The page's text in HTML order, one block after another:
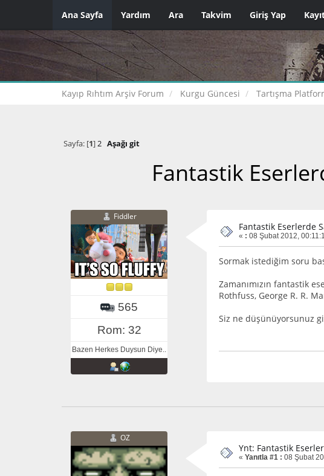
Ana Sayfa Yardım Ara Takvim Giriş Yap
Kayıp Rıhtım Arşiv Forum Kurgu Güncesi Tartışma
Sayfa: [1]2 Aşağı git
Fantastik
Fiddler
565
Rom: 32
Bazen Herkes Duysun Diye..
Fantastik Eserlerde
« : 08 Şubat 2012,
Sormak istediğim soru
Zamanımızın fantastik
Rothfuss, George R. R.
Siz ne düşünüyorsunuz
OZ
Ynt: Fantastik
« Yanıtla #1 : 08 Şubat